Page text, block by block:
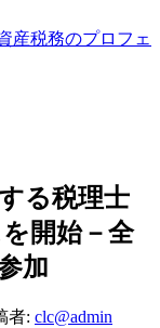
る税理士
開始－全
加
者: clc@admin